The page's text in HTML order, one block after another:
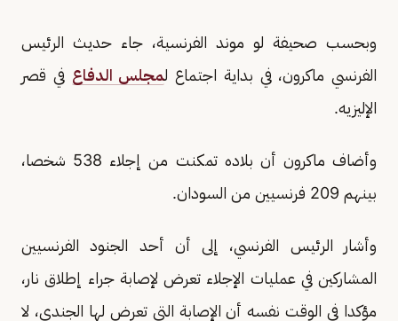
وبحسب صحيفة لو موند الفرنسية، جاء حديث الرئيس
الفرنسي ماكرون، في بداية اجتماع لمجلس الدفاع في قصر
الإليزيه.
وأضاف ماكرون أن بلاده تمكنت من إجلاء 538 شخصا،
بينهم 209 فرنسيين من السودان.
وأشار الرئيس الفرنسي، إلى أن أحد الجنود الفرنسيين
المشاركين في عمليات الإجلاء تعرض لإصابة جراء إطلاق نار،
مؤكدا في الوقت نفسه أن الإصابة التي تعرض لها الجندي، لا